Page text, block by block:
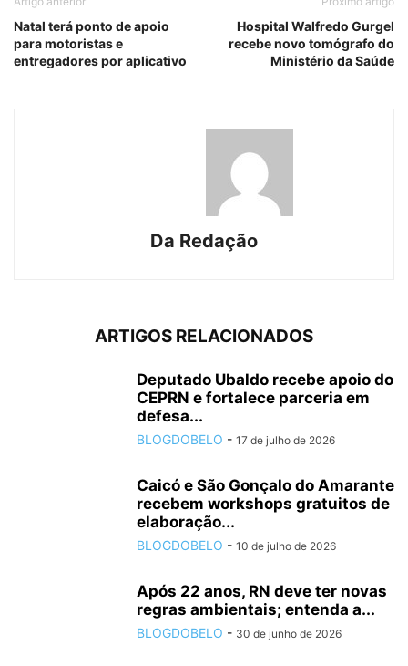
Natal terá ponto de apoio
para motoristas e
entregadores por aplicativo
Hospital Walfredo Gurgel
recebe novo tomógrafo do
Ministério da Saúde
Da Redação
ARTIGOS RELACIONADOS
Deputado Ubaldo recebe apoio do
CEPRN e fortalece parceria em
defesa...
BLOGDOBELO - 17 de julho de 2026
Caicó e São Gonçalo do Amarante
recebem workshops gratuitos de
elaboração...
BLOGDOBELO - 10 de julho de 2026
Após 22 anos, RN deve ter novas
regras ambientais; entenda a...
BLOGDOBELO - 30 de junho de 2026